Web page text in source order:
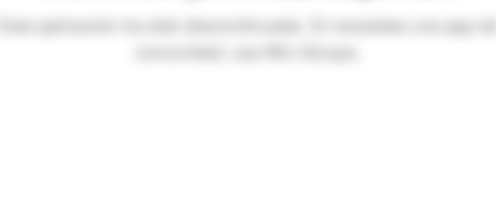
Esta aplicación ha sido descontinuada. Si necesitas una app
comunidad, usa Wix Groups.